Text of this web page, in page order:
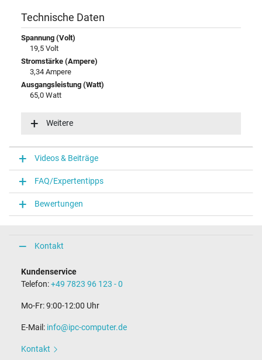
Technische Daten
Spannung (Volt)
19,5 Volt
Stromstärke (Ampere)
3,34 Ampere
Ausgangsleistung (Watt)
65,0 Watt
100-240V / 50-60Hz
Funktions-LED
Funktions-LED im Stecker
Notebook Stecker
Steckertyp / -form
rund / 180° gerade
9,5 mm
Ja
Länge Anschlusskabel (m) (ca.)
Länge / Breite / Höhe
Weitere
Videos & Beiträge
FAQ/Expertentipps
Bewertungen
Kontakt
Kundenservice
Telefon:+49 7823 96 123 - 0
Mo-Fr: 9:00-12:00 Uhr
E-Mail: info@ipc-computer.de
Kontakt